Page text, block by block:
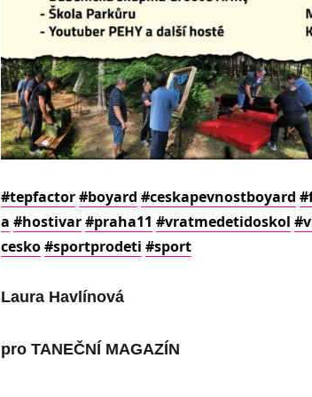
#tepfactor#boyard #ceskapevnostboyard
a #hostivar#praha11 #vratmedetidoskol
cesko#sportprodeti #sport
Laura Havlínová
pro TANEČNÍ MAGAZÍN